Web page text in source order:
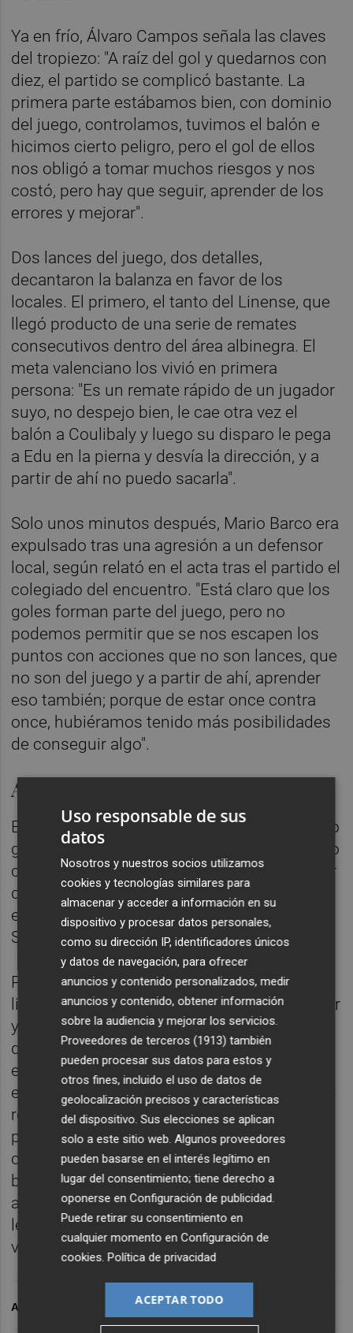
Ya en frío, Álvaro Campos señala las claves
del tropiezo: "A raíz del gol y quedarnos con
diez, el partido se complicó bastante. La
primera parte estábamos bien, con dominio
del juego, controlamos, tuvimos el balón e
hicimos cierto peligro, pero el gol de ellos
nos obligó a tomar muchos riesgos y nos
costó, pero hay que seguir, aprender de los
errores y mejorar".
Dos lances del juego, dos detalles,
decantaron la balanza en favor de los
locales. El primero, el tanto del Linense, que
llegó producto de una serie de remates
consecutivos dentro del área albinegra. El
meta valenciano los vivió en primera
persona: "Es un remate rápido de un jugador
suyo, no despejo bien, le cae otra vez el
balón a Coulibaly y luego su disparo le pega
a Edu en la pierna y desvía la dirección, y a
partir de ahí no puedo sacarla".
Solo unos minutos después, Mario Barco era
expulsado tras una agresión a un defensor
local, según relató en el acta tras el partido el
colegiado del encuentro. "Está claro que los
goles forman parte del juego, pero no
podemos permitir que se nos escapen los
puntos con acciones que no son lances, que
no son del juego y a partir de ahí, aprender
eso también; porque de estar once contra
once, hubiéramos tenido más posibilidades
de conseguir algo".
Asumir y aprender de los errores
El cancerbero albinegro transmite que, como
grupo, "hay que asumir que hemos cometido
ciertos errores que hemos pagado, aprender
de ellos y que no vuelvan a pasar y, como
equipo, levantarnos e ir a ganar al
Sanluqueño".
Por último, el capitánorellutasegura que las
ligas "son muy largas, acabamos de empezar
y se ven cosas muy buenas y otras que hay
que seguir corrigiendo, pero el equipo de
este domingo y de la semana pasada no es
el de Albacete; solo tienen que venir mejores
resultados fuera de casa. Hay que mejorar
para el siguiente partido, el equipo va
creciendo, cada vez hace más cosas, con
balón y sin balón, pero lógicamente hay que
aprender de las derrotas. Tenemos que
levantarnos tras este golpe y ganar el
viernes".
ARCHIVADO EN
Uso responsable de sus
datos
Nosotros y nuestros socios utilizamos
cookies y tecnologías similares para
almacenar y acceder a información en su
dispositivo y procesar datos personales,
como su dirección IP, identificadores únicos
y datos de navegación, para ofrecer
anuncios y contenido personalizados, medir
anuncios y contenido, obtener información
sobre la audiencia y mejorar los servicios.
Proveedores de terceros (1913) también
pueden procesar sus datos para estos y
otros fines, incluido el uso de datos de
geolocalización precisos y características
del dispositivo. Sus elecciones se aplican
solo a este sitio web. Algunos proveedores
pueden basarse en el interés legítimo en
lugar del consentimiento; tiene derecho a
oponerse enConfiguración de publicidad.
Puede retirar su consentimiento en
cualquier momento enConfiguración de
cookies.Política de privacidad
ACEPTAR TODO